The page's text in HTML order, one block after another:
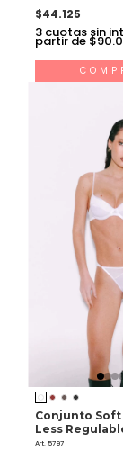
$44.125
3 cuotas sin
partir de
Conjunto Soft
Less
Lycra Y Raso
Art. 5797